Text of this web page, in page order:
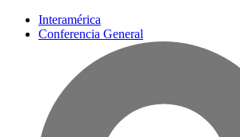
Interamérica
Conferencia General